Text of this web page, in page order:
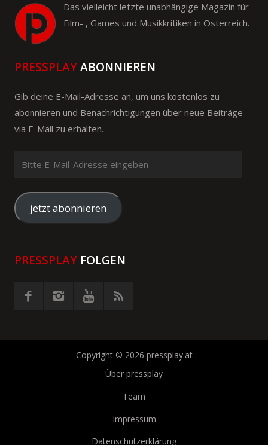
Das vielleicht letzte unabhängige Magazin für
Film- , Games und Musikkritiken in Österreich.
PRESSPLAYABONNIEREN
Gib deine E-Mail-Adresse an, um uns kostenlos zu
abonnieren und Benachrichtigungen über neue Beiträge
via E-Mail zu erhalten.
Mail-
Adresse
eingeben
jetzt abonnieren
PRESSPLAY FOLGEN
Copyright © 2026 pressplay.at
Über pressplay
Team
Impressum
Datenschutzerklärung